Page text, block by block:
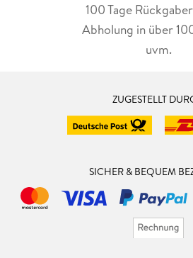
100 Tage
Abholung in über
uvm.
ZUGESTELLT
SICHER & BEQUEM